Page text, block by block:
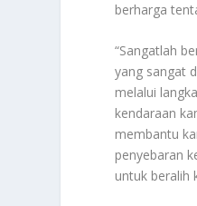
berharga
“Sangatlah
yang sangat
melalui
kendaraan
membantu
penyebaran
untuk beralih